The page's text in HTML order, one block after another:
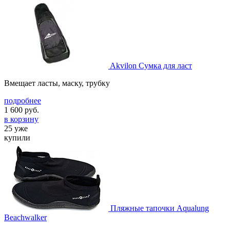
Akvilon Сумка для ласт
Вмещает ласты, маску, трубку
подробнее
1 600 руб.
в корзину
25 уже
купили
Пляжные тапочки Aqualung
Beachwalker